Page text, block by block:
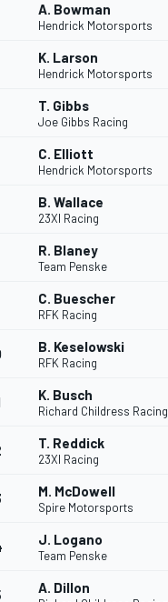
E
A. Bowman
Hendrick Motorsports
K. Larson
Hendrick Motorsports
T. Gibbs
Joe Gibbs Racing
C. Elliott
Hendrick Motorsports
B. Wallace
23XI Racing
R. Blaney
Team Penske
C. Buescher
RFK Racing
B. Keselowski
RFK Racing
K. Busch
Richard Childress Racing
T. Reddick
23XI Racing
M. McDowell
Spire Motorsports
J. Logano
Team Penske
A. Dillon